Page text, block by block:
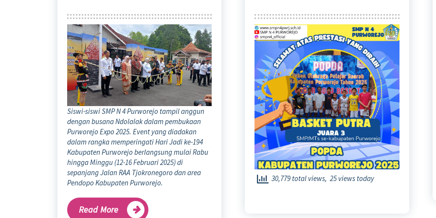
Siswi-siswi SMP N 4 Purworejo tampil anggun
dengan busana Ndolalak dalam pembukaan
Purworejo Expo 2025. Event yang diadakan
dalam rangka memperingati Hari Jadi ke-194
Kabupaten Purworejo berlangsung mulai Rabu
hingga Minggu (12-16 Februari 2025) di
sepanjang Jalan RAA Tjokronegoro dan area
Pendopo Kabupaten Purworejo.
Read More
30,779 total views, 25 views today